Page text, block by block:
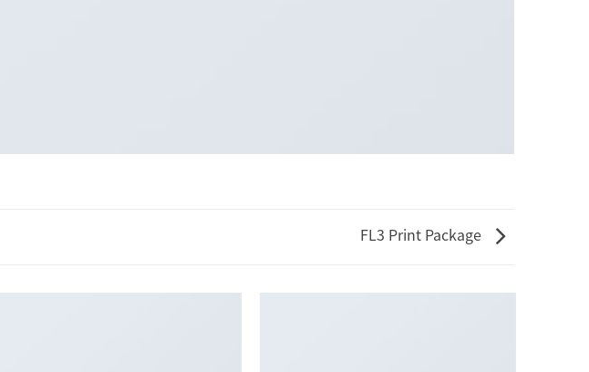
FL3 Print Package